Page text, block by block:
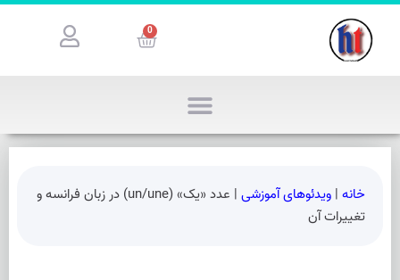
0
خانه| ویدئوهای آموزشی|
عدد «یک» (un/une) در زبان فرانسه و
تغییرات آن